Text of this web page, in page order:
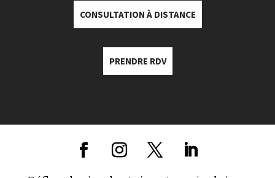
CONSULTATION À DISTANCE
PRENDRE RDV